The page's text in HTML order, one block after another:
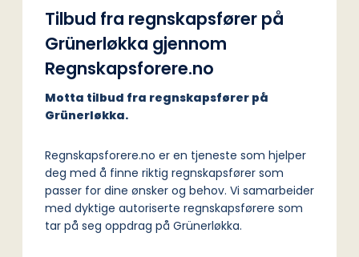
Tilbud fra regnskapsfører på
Grünerløkka gjennom
Regnskapsforere.no
Motta tilbud fra regnskapsfører på
Grünerløkka.
Regnskapsforere.no er en tjeneste som hjelper
deg med å finne riktig regnskapsfører som
passer for dine ønsker og behov. Vi samarbeider
med dyktige autoriserte regnskapsførere som
tar på seg oppdrag på Grünerløkka.